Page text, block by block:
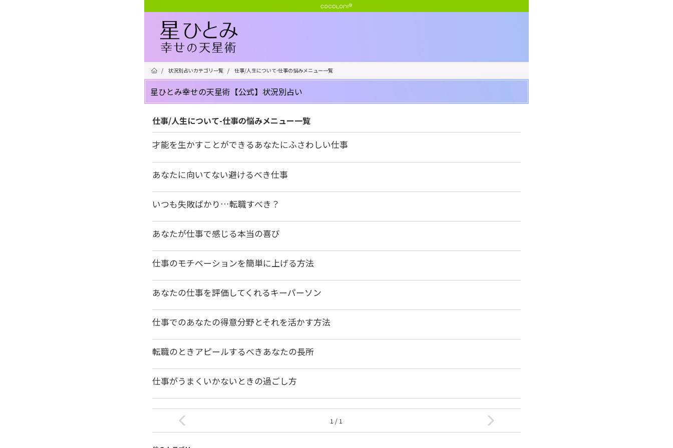
/ 状況別占いカテゴリ一覧 / 仕事/人生について-仕事の悩みメニュー一覧
星ひとみ幸せの天星術【公式】状況別占い
仕事/人生について-仕事の悩みメニュー一覧
才能を生かすことができるあなたにふさわしい仕事
あなたに向いてない避けるべき仕事
いつも失敗ばかり…転職すべき？
あなたが仕事で感じる本当の喜び
仕事のモチベーションを簡単に上げる方法
あなたの仕事を評価してくれるキーパーソン
仕事でのあなたの得意分野とそれを活かす方法
転職のときアピールするべきあなたの長所
仕事がうまくいかないときの過ごし方
1 / 1